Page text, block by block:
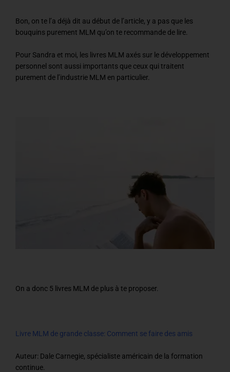
Bon, on te l’a déjà dit au début de l’article, y a pas que les
bouquins purement MLM qu’on te recommande de lire.
Pour Sandra et moi, les livres MLM axés sur le développement
personnel sont aussi importants que ceux qui traitent
purement de l’industrie MLM en particulier.
On a donc 5 livres MLM de plus à te proposer.
Livre MLM de grande classe: Comment se faire des amis
Auteur: Dale Carnegie, spécialiste américain de la formation
continue.